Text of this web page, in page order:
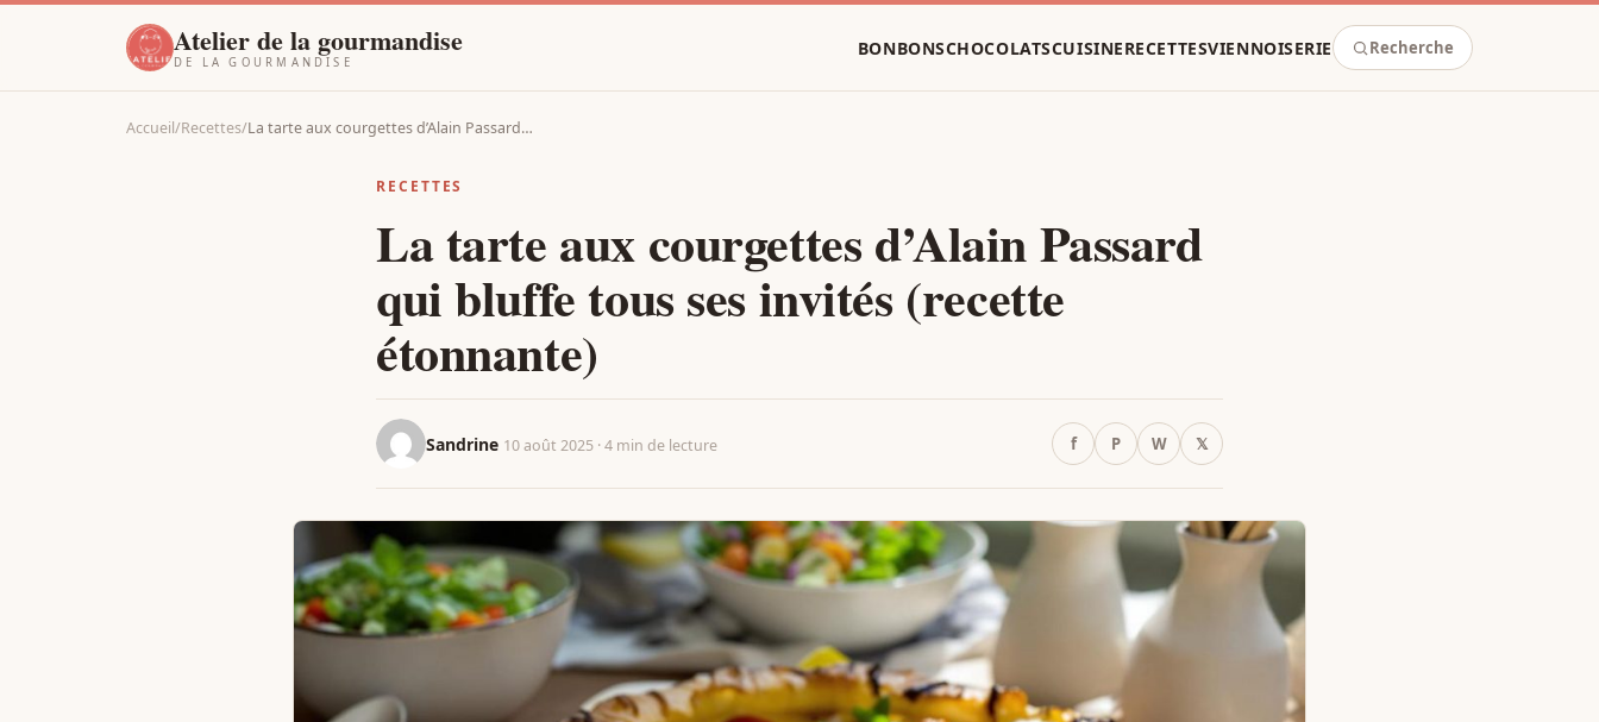
Atelier de la gourmandise
DE LA GOURMANDISE
BONBONSCHOCOLATSCUISINERECETTESVIENNOISERIE Recherche
Accueil/Recettes/La tarte aux courgettes d’Alain Passard…
RECETTES
La tarte aux courgettes d’Alain Passard
qui bluffe tous ses invités (recette
étonnante)
Sandrine 10 août 2025 · 4 min de lecture f P W 𝕏